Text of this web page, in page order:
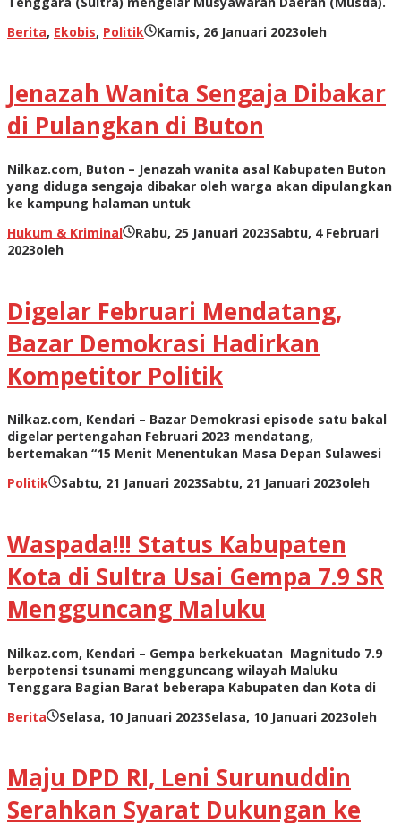
Berita, Ekobis, Politik Kamis, 26 Januari 2023oleh
Jenazah Wanita Sengaja Dibakar
di Pulangkan di Buton
Nilkaz.com, Buton – Jenazah wanita asal Kabupaten Buton
yang diduga sengaja dibakar oleh warga akan dipulangkan
ke kampung halaman untuk
Hukum & Kriminal
Rabu, 25 Januari 2023Sabtu, 4 Februari
2023oleh
Digelar Februari Mendatang,
Bazar Demokrasi Hadirkan
Kompetitor Politik
Nilkaz.com, Kendari – Bazar Demokrasi episode satu bakal
digelar pertengahan Februari 2023 mendatang,
bertemakan “15 Menit Menentukan Masa Depan Sulawesi
Politik
Sabtu, 21 Januari 2023Sabtu, 21 Januari 2023oleh
Waspada!!! Status Kabupaten
Kota di Sultra Usai Gempa 7.9 SR
Mengguncang Maluku
Nilkaz.com, Kendari – Gempa berkekuatan Magnitudo 7.9
berpotensi tsunami mengguncang wilayah Maluku
Tenggara Bagian Barat beberapa Kabupaten dan Kota di
Berita
Selasa, 10 Januari 2023Selasa, 10 Januari 2023oleh
Maju DPD RI, Leni Surunuddin
Serahkan Syarat Dukungan ke